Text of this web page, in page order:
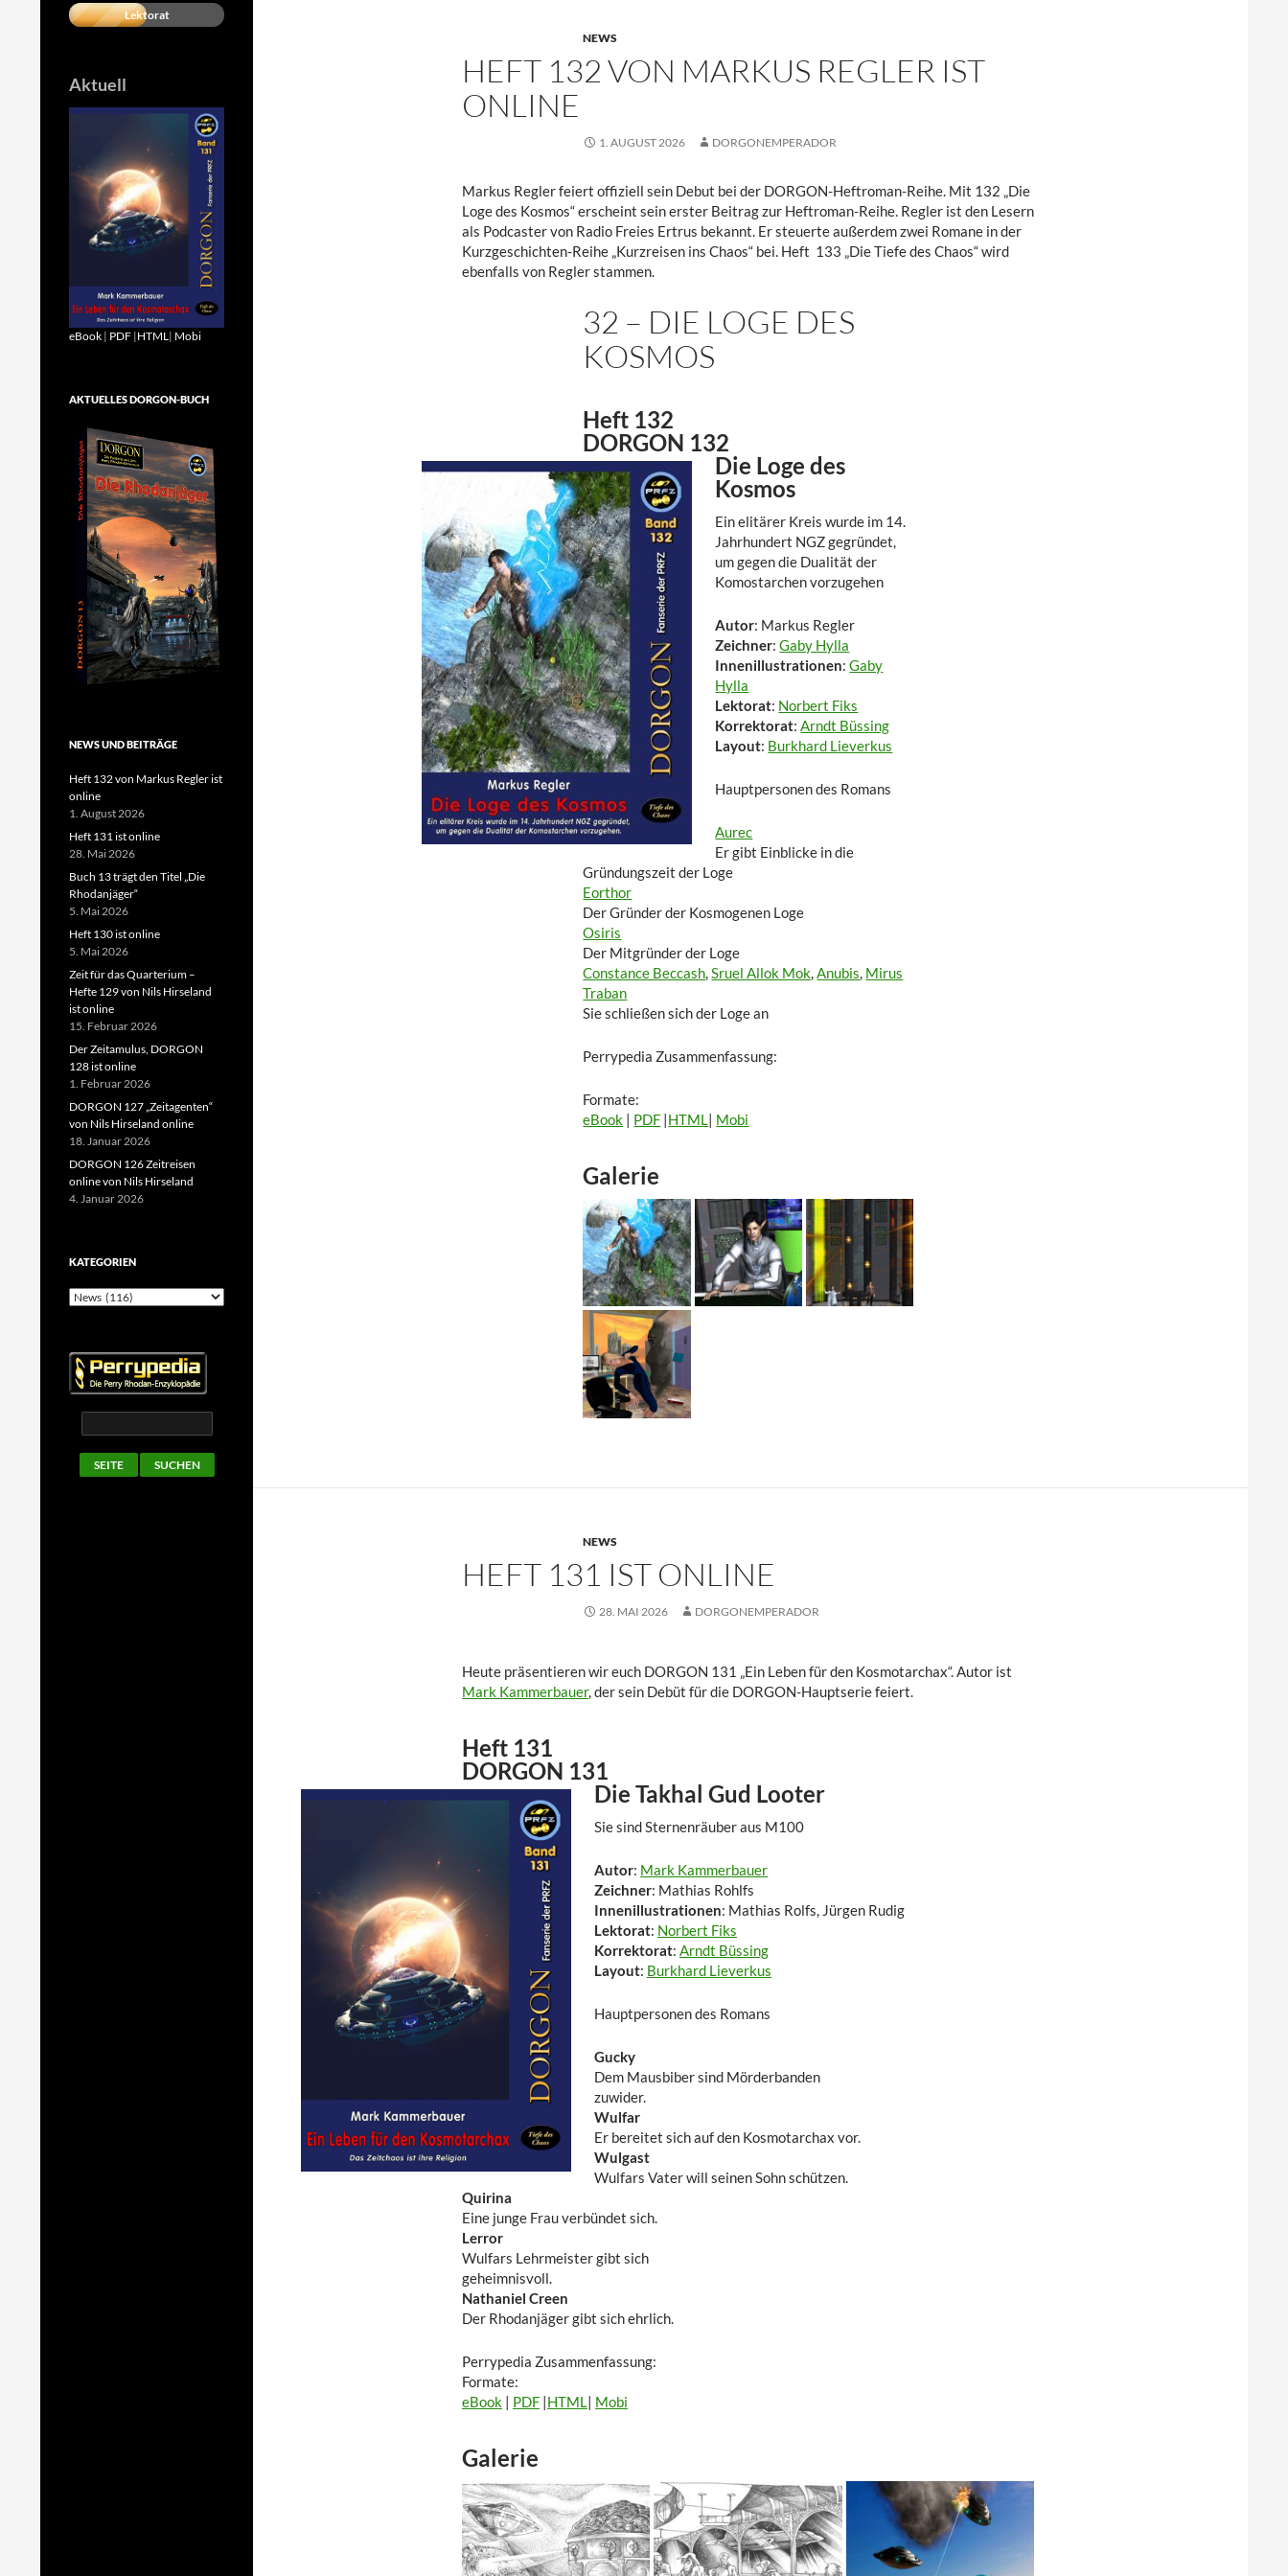
NEWS
HEFT 132 VON MARKUS REGLER IST
ONLINE
1. AUGUST 2026 DORGONEMPERADOR
Markus Regler feiert offiziell sein Debut bei der DORGON-Heftroman-Reihe. Mit 132 „Die
Loge des Kosmos“ erscheint sein erster Beitrag zur Heftroman-Reihe. Regler ist den Lesern
als Podcaster von Radio Freies Ertrus bekannt. Er steuerte außerdem zwei Romane in der
Kurzgeschichten-Reihe „Kurzreisen ins Chaos“ bei. Heft 133 „Die Tiefe des Chaos“ wird
ebenfalls von Regler stammen.
32 – DIE LOGE DES
KOSMOS
Heft 132
DORGON 132
Die Loge des
Kosmos
Ein elitärer Kreis wurde im 14.
Jahrhundert NGZ gegründet,
um gegen die Dualität der
Komostarchen vorzugehen
Autor: Markus Regler
Zeichner:Gaby Hylla
Innenillustrationen:Gaby
Hylla
Lektorat: Norbert Fiks
Korrektorat:Arndt Büssing
Layout: Burkhard Lieverkus
Hauptpersonen des Romans
Aurec
Er gibt Einblicke in die
Gründungszeit der Loge
Eorthor
Der Gründer der Kosmogenen Loge
Osiris
Der Mitgründer der Loge
Constance Beccash,Sruel Allok Mok,Anubis, Mirus
Traban
Sie schließen sich der Loge an
Perrypedia Zusammenfassung:
Formate:
eBook | PDF |HTML| Mobi
Galerie
NEWS
HEFT 131 IST ONLINE
28. MAI 2026 DORGONEMPERADOR
Heute präsentieren wir euch DORGON 131 „Ein Leben für den Kosmotarchax“. Autor ist
Mark Kammerbauer, der sein Debüt für die DORGON-Hauptserie feiert.
Heft 131
DORGON 131
Die Takhal Gud Looter
Sie sind Sternenräuber aus M100
Autor: Mark Kammerbauer
Zeichner: Mathias Rohlfs
Innenillustrationen: Mathias Rolfs, Jürgen Rudig
Lektorat: Norbert Fiks
Korrektorat: Arndt Büssing
Layout: Burkhard Lieverkus
Hauptpersonen des Romans
Gucky
Dem Mausbiber sind Mörderbanden
zuwider.
Wulfar
Er bereitet sich auf den Kosmotarchax vor.
Wulgast
Wulfars Vater will seinen Sohn schützen.
Quirina
Eine junge Frau verbündet sich.
Lerror
Wulfars Lehrmeister gibt sich
geheimnisvoll.
Nathaniel Creen
Der Rhodanjäger gibt sich ehrlich.
Perrypedia Zusammenfassung:
Formate:
eBook| PDF|HTML | Mobi
Galerie
Lektorat
Aktuell
eBook | PDF |HTML | Mobi
AKTUELLES DORGON-BUCH
NEWS UND BEITRÄGE
Heft 132 von Markus Regler ist
online
1. August 2026
Heft 131 ist online
28. Mai 2026
Buch 13 trägt den Titel „Die
Rhodanjäger“
5. Mai 2026
Heft 130 ist online
5. Mai 2026
Zeit für das Quarterium –
Hefte 129 von Nils Hirseland
ist online
15. Februar 2026
Der Zeitamulus, DORGON
128 ist online
1. Februar 2026
DORGON 127 „Zeitagenten“
von Nils Hirseland online
18. Januar 2026
DORGON 126 Zeitreisen
online von Nils Hirseland
4. Januar 2026
KATEGORIEN
Kategorien